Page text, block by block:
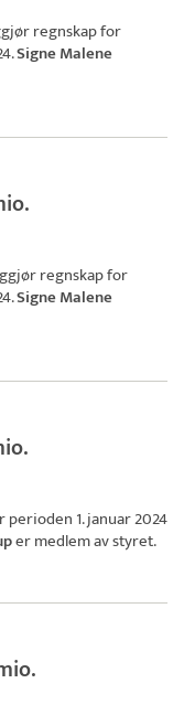
regnskap for
Signe Malene
regnskap for
Signe Malene
1. januar 2024
er medlem av styret.